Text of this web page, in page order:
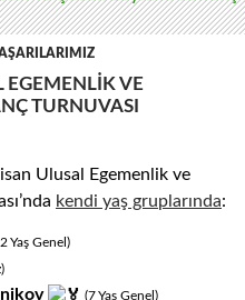
VE
TURNUVASI
Ulusal Egemenlik ve
kendi yaş gruplarında:
Yaş Genel)
(7Yaş Genel)